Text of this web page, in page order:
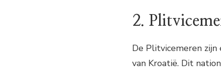
2.
De Plitvicemeren
van Kroatië. Dit